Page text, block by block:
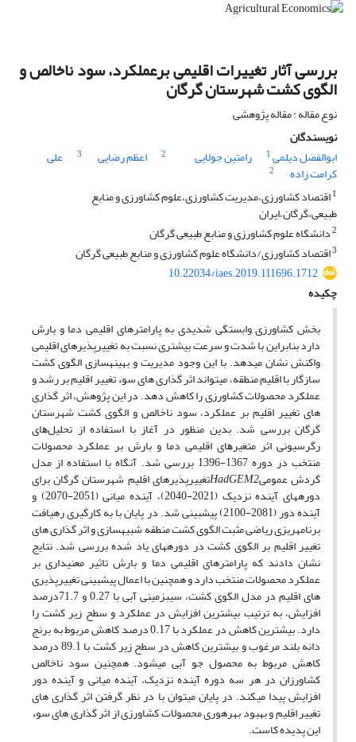
بررسی آثار تغییرات اقلیمی برعملکرد، سود ناخالص و
الگوی کشت شهرستان گرگان
نوع مقاله : مقاله پژوهشی
نویسندگان
ابوالفضل دیلمی1 رامتین جولایی 2 اعظم رضایی 3 علی
کرامت زاده
2
1اقتصاد کشاورزی،مدیریت کشاورزی،علوم کشاورزی و منابع
طبیعی،گرگان،ایران
2دانشگاه علوم کشاورزی و منابع طبیعی گرگان
3اقتصاد کشاورزی/دانشگاه علوم کشاورزی و منابع طبیعی گرگان
10.22034/iaes.2019.111696.1712
چکیده
بخش کشاورزی وابستگی شدیدی به پارامترهای اقلیمی دما و بارش
دارد بنابراین با شدت و سرعت بیشتری نسبت به تغییرپذیرهای اقلیمی
واکنش نشان می­دهد. با این وجود مدیریت و بهینه­سازی الگوی کشت
سازگار با اقلیم منطقه، می­تواند اثر گذاری های سوء تغییر اقلیم بر رشد و
عملکرد محصولات کشاورزی را کاهش دهد. در این پژوهش، اثر گذاری
های تغییر اقلیم بر عملکرد، سود ناخالص و الگوی کشت شهرستان
گرگان بررسی شد. بدین منظور در آغاز با استفاده از ﺗﺤﻠﯿﻞﻫﺎی
رﮔﺮﺳﯿﻮﻧﯽ اﺛﺮ ﻣﺘﻐﯿﺮﻫﺎی اقلیمی دﻣﺎ و ﺑﺎرش ﺑﺮ ﻋﻤﻠﮑﺮد ﻣﺤﺼﻮﻻت
منتخب در دوره 1367-1396 بررسی شد. آنگاه با استفاده از مدل
گردش عمومیHadGEM2تغییرپذیرهای اقلیم شهرستان گرگان برای
دوره­های آینده نزدیک (­­2021-2040)، آینده میانی (2051-2070) و
آینده دور (2081-2100) پیش­بینی شد. در پایان با به کارگیری رهیافت
برنامه­ریزی ریاضی مثبت الگوی کشت منطقه شبیه­سازی و اثر گذاری های
تغییر اقلیم بر الگوی کشت در دوره­های یاد شده بررسی شد. نتایج
نشان دادند که پارامترهای اقلیمی دما و بارش تاثیر معنی­داری بر
عملکرد محصولات منتخب دارد و همچنین با اعمال پیش­بینی تغییرپذیری
های اقلیم در مدل الگوی کشت، سیب­زمینی آبی با 0.27 و­ 71.7درصد
افزایش، به ترتیب بیشترین افزایش در عملکرد و سطح زیر کشت را
دارد. بیشترین کاهش در عملکرد با 0.17 درصد کاهش مربوط به برنج
دانه بلند مرغوب و بیشترین کاهش در سطح زیر کشت با 89.1 درصد
کاهش مربوط به محصول جو آبی می­شود. همچنین سود ناخالص
کشاورزان در هر سه دوره آینده نزدیک، آینده میانی و آینده دور
افزایش پیدا می­کند. در پایان می­توان با در نظر گرفتن اثر گذاری های
تغییر اقلیم و بهبود بهره­وری محصولات کشاورزی از اثر گذاری های سوء
این پدیده کاست.